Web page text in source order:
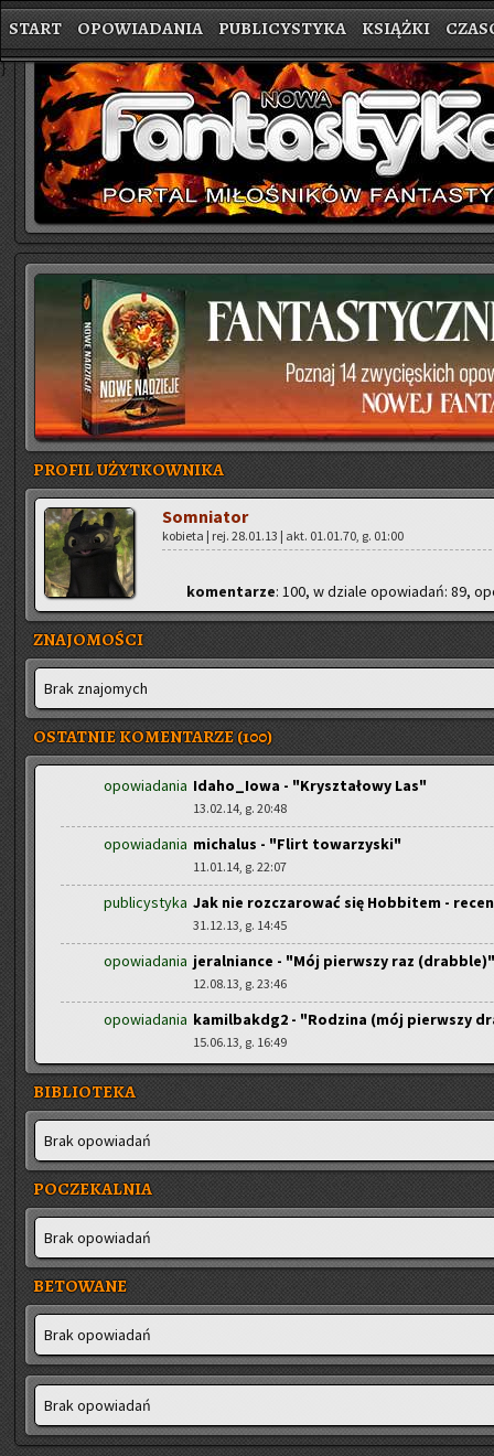
START OPOWIADANIA PUBLICYSTYKA KSIĄŻKI
}
PROFIL UŻYTKOWNIKA
Som­nia­tor
ko­bie­ta | rej. 28.01.13 | akt. 01.01.70, g. 01:00
ko­men­ta­rze: 100, w dzia­le opo­wia­dań: 89,
ZNAJOMOŚCI
Brak zna­jo­mych
OSTATNIE KOMENTARZE (100)
opowiadania Idaho_Iowa - "Kryształowy Las"
13.02.14, g. 20:48
opowiadania michalus - "Flirt towarzyski"
11.01.14, g. 22:07
publicystyka Jak nie rozczarować się Hobbitem -
31.12.13, g. 14:45
opowiadania jeralniance - "Mój pierwszy raz (drabble)"
12.08.13, g. 23:46
opowiadania kamilbakdg2 - "Rodzina (mój pierwszy
15.06.13, g. 16:49
BIBLIOTEKA
Brak opo­wia­dań
POCZEKALNIA
Brak opo­wia­dań
BETOWANE
Brak opo­wia­dań
Brak opo­wia­dań